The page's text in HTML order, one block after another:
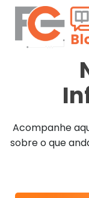
Acompanhe
sobre o que